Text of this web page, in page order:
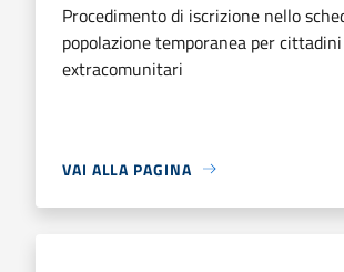
Procedimento di iscrizione nello
popolazione temporanea per
extracomunitari
VAI ALLA PAGINA